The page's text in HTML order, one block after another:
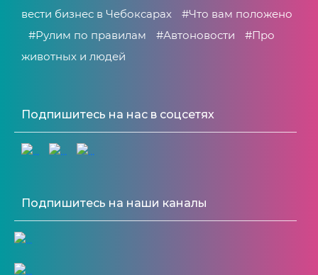
вести бизнес в Чебоксарах
#Что вам положено
#Рулим по правилам
#Автоновости
#Про
животных и людей
Подпишитесь на нас в соцсетях
Подпишитесь на наши каналы